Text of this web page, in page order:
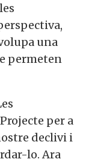
una
permeten
per a
declivi i
lo. Ara